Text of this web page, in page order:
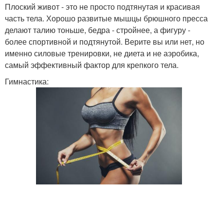
Плоский живот - это не просто подтянутая и красивая
часть тела. Хорошо развитые мышцы брюшного пресса
делают талию тоньше, бедра - стройнее, а фигуру -
более спортивной и подтянутой. Верите вы или нет, но
именно силовые тренировки, не диета и не аэробика,
самый эффективный фактор для крепкого тела.
Гимнастика: